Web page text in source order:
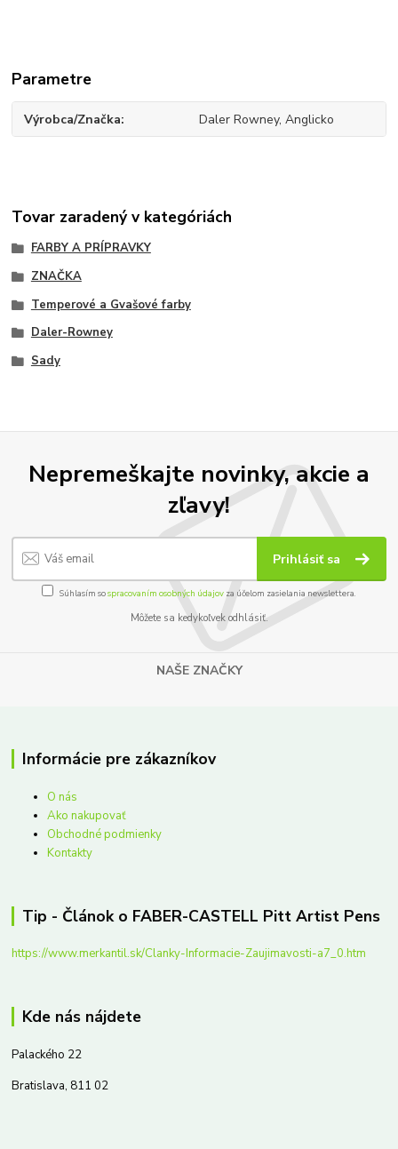
Parametre
Výrobca/Značka Daler Rowney, Anglicko
Tovar zaradený v kategóriách
FARBY A PRÍPRAVKY
ZNAČKA
Temperové a Gvašové farby
Daler-Rowney
Sady
Nepremeškajte novinky, akcie a
zľavy!
Prihlásiť sa
Súhlasím sospracovaním osobných údajov za účelom zasielania newslettera.
Môžete sa kedykoľvek odhlásiť.
NAŠE ZNAČKY
Informácie pre zákazníkov
O nás
Ako nakupovať
Obchodné podmienky
Kontakty
Tip - Článok o FABER-CASTELL Pitt Artist Pens
https://www.merkantil.sk/Clanky-Informacie-Zaujimavosti-a7_0.htm
Kde nás nájdete
Palackého 22
Bratislava, 811 02